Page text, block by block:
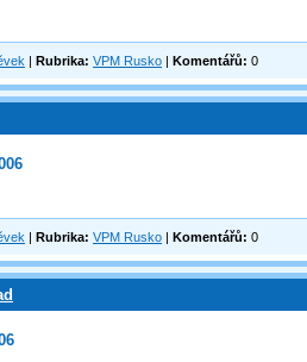
| Rubrika: VPM Rusko | Komentářů: 0
| Rubrika: VPM Rusko | Komentářů: 0